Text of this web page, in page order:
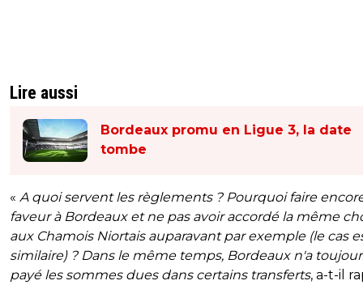
Lire aussi
Bordeaux promu en Ligue 3, la date
tombe
« A quoi servent les règlements ? Pourquoi faire
faveur à Bordeaux et ne pas avoir accordé la même
aux Chamois Niortais auparavant par exemple (le cas
similaire) ? Dans le même temps, Bordeaux n'a
payé les sommes dues dans certains transferts, a-t-il